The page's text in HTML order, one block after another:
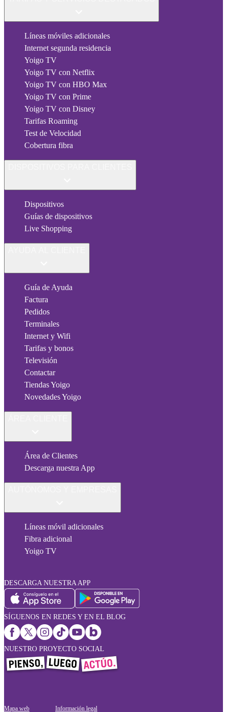
Líneas móviles adicionales
Internet segunda residencia
Yoigo TV
Yoigo TV con Netflix
Yoigo TV con HBO Max
Yoigo TV con Prime
Yoigo TV con Disney
Tarifas Roaming
Test de Velocidad
Cobertura fibra
Dispositivos
Guías de dispositivos
Live Shopping
Guía de Ayuda
Factura
Pedidos
Terminales
Internet y Wifi
Tarifas y bonos
Televisión
Contactar
Tiendas Yoigo
Novedades Yoigo
Área de Clientes
Descarga nuestra App
Líneas móvil adicionales
Fibra adicional
Yoigo TV
DESCARGA NUESTRA APP
SÍGUENOS EN REDES Y EN EL BLOG
NUESTRO PROYECTO SOCIAL
Mapa web Información legal